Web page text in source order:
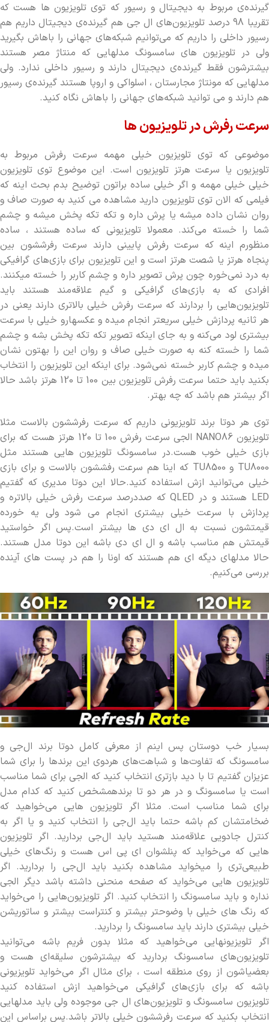
گیرنده‌ی مربوط به دیجیتال و رسیور که توی تلویزیون ها هست که
تقریبا 98 درصد تلویزیون‌های ال جی هم گیرنده‌ی دیجیتال داریم هم
رسیور داخلی را داریم که می‌توانیم شبکه‌های جهانی را باهاش بگیرید
ولی در تلویزیون های سامسونگ مدلهایی که منتاژ مصر هستند
بیشترشون فقط گیرنده‌ی دیجیتال دارند و رسیور داخلی ندارد. ولی
مدلهایی که مونتاژ مجارستان ، اسلواکی و اروپا هستند گیرنده‌ی رسیور
هم دارند و می توانید شبکه‌های جهانی را باهاش نگاه کنید.
سرعت رفرش در تلویزیون ها
موضوعی که توی تلویزیون خیلی مهمه سرعت رفرش مربوط به
تلویزیون یا سرعت هرتز تلویزیون است. این موضوع توی تلویزیون
خیلی خیلی مهمه و اگر خیلی ساده براتون توضیح بدم بحث اینه که
فیلمی که الان توی تلویزیون دارید مشاهده می کنید به صورت صاف و
روان نشان داده میشه یا پرش داره و تکه تکه پخش میشه و چشم
شما را خسته می‌کند. معمولا تلویزیونی که ساده هستند ، ساده
منظورم اینه که سرعت رفرش پایینی دارند سرعت رفرششون بین
پنجاه هرتز یا شصت هرتز است و این تلویزیون برای بازی‌های گرافیکی
به درد نمی‌خوره چون پرش تصویر داره و چشم کاربر را خسته میکنند.
افرادی که به بازی‌های گرافیکی و گیم علاقه‌مند هستند باید
تلویزیون‌هایی را بردارند که سرعت رفرش خیلی بالاتری دارند یعنی در
هر ثانیه پردازش خیلی سریعتر انجام میده و عکسهارو خیلی با سرعت
بیشتری لود می‌کنه و به جای اینکه تصویر تکه تکه پخش بشه و چشم
شما را خسته کنه به صورت خیلی صاف و روان این را بهتون نشان
میده و چشم کاربر خسته نمی‌شود. برای اینکه این تلویزیون را انتخاب
بکنید باید حتما سرعت رفرش تلویزیون بین 100 تا 120 هرتز باشد حالا
اگر بیشتر هم باشد که چه بهتر.
توی هر دوتا برند تلویزیونی داریم که سرعت رفرششون بالاست مثلا
تلویزیون NANO86 الجی سرعت رفرش 100 تا 120 هرتز هست که برای
بازی خیلی خوب هست.در سامسونگ تلویزیون هایی هستند مثل
TU8000 و TU8500 که اینا هم سرعت رفششون بالاست و برای بازی
خیلی می‌توانید ازش استفاده کنید.حالا این دوتا مدیری که گفتیم
LED هستند و در QLED که صددرصد سرعت رفرش خیلی بالاتره و
پردازش با سرعت خیلی بیشتری انجام می شود ولی یه خورده
قیمتشون نسبت به ال ای دی ها بیشتر است.پس اگر خواستید
قیمتش هم مناسب باشه و ال ای دی باشه این دوتا مدل هستند.
حالا مدلهای دیگه ای هم هستند که اونا را هم در پست های آینده
بررسی می‌کنیم.
بسیار خب دوستان پس اینم از معرفی کامل دوتا برند ال‌جی و
سامسونگ که تفاوت‌ها و شباهت‌های هردوی این برندها را برای شما
عزیزان گفتیم تا با دید بازتری انتخاب کنید که الجی برای شما مناسب
است یا سامسونگ و در هر دو تا برندهمشخص کنید که کدام مدل
برای شما مناسب است. مثلا اگر تلویزیون هایی می‌خواهید که
ضخامتشان کم باشه حتما باید ال‌جی را انتخاب کنید و یا اگر به
کنترل جادویی علاقه‌مند هستید باید ال‌جی بردارید. اگر تلویزیون
هایی که می‌خواید که پنلشوان ای پی اس هست و رنگ‌های خیلی
طبیعی‌تری را میخواید مشاهده بکنید باید ال‌جی را بردارید. اگر
تلویزیون هایی می‌خواید که صفحه منحنی داشته باشد دیگر الجی
نداره و باید سامسونگ را انتخاب کنید. اگر تلویزیون‌هایی را می‌خواید
که رنگ های خیلی با وضوحتر بیشتر و کنتراست بیشتر و ساتوریشن
خیلی بیشتری دارند باید سامسونگ را بردارید.
اگر تلویزیونهایی می‌خواهید که مثلا بدون فریم باشه می‌توانید
تلویزیون‌های سامسونگ بردارید که بیشترشون سلیقه‌ای هست و
بعضیاشون از روی منطقه است ، برای مثال اگر می‌خواید تلویزیونی
باشه که برای بازی‌های گرافیکی می‌خواهید ازش استفاده کنید
تلویزیون سامسونگ و تلویزیون‌های ال جی موجوده ولی باید مدلهایی
انتخاب بکنید که سرعت رفرششون خیلی بالاتر باشد.پس براساس این